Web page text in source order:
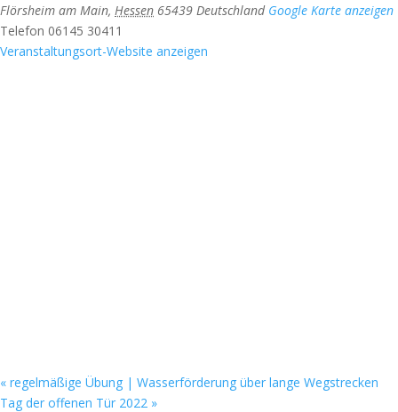
Flörsheim am Main, Hessen 65439 Deutschland Google Karte anzeigen
Telefon 06145 30411
Veranstaltungsort-Website anzeigen
« regelmäßige Übung | Wasserförderung über lange Wegstrecken
Tag der offenen Tür 2022 »